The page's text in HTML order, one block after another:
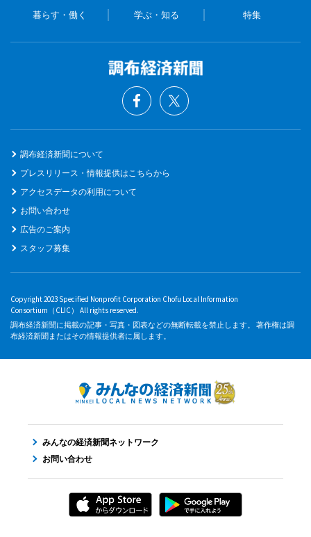
暮らす・働く 学ぶ・知る 特集
調布経済新聞について
プレスリリース・情報提供はこちらから
アクセスデータの利用について
お問い合わせ
広告のご案内
スタッフ募集
Copyright 2023 Specified Nonprofit Corporation Chofu Local Information
Consortium（CLIC） All rights reserved.
調布経済新聞に掲載の記事・写真・図表などの無断転載を禁止します。 著作権は調
布経済新聞またはその情報提供者に属します。
みんなの経済新聞ネットワーク
お問い合わせ